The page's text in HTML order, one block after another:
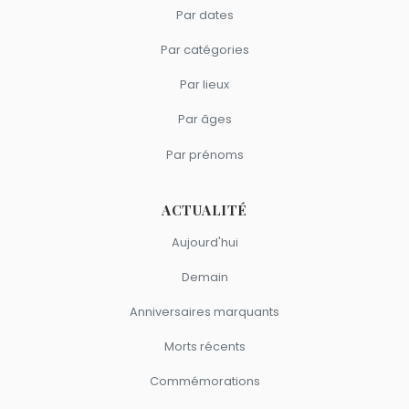
Par dates
Par catégories
Par lieux
Par âges
Par prénoms
ACTUALITÉ
Aujourd'hui
Demain
Anniversaires marquants
Morts récents
Commémorations